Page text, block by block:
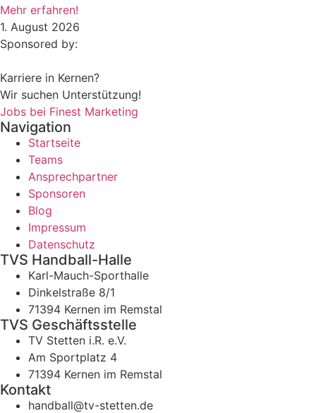
Mehr erfahren!
1. August 2026
Sponsored by:
Karriere in Kernen?
Wir suchen Unterstützung!
Jobs bei Finest Marketing
Navigation
Startseite
Teams
Ansprechpartner
Sponsoren
Blog
Impressum
Datenschutz
TVS Handball-Halle
Karl-Mauch-Sporthalle
Dinkelstraße 8/1
71394 Kernen im Remstal
TVS Geschäftsstelle
TV Stetten i.R. e.V.
Am Sportplatz 4
71394 Kernen im Remstal
Kontakt
handball@tv-stetten.de